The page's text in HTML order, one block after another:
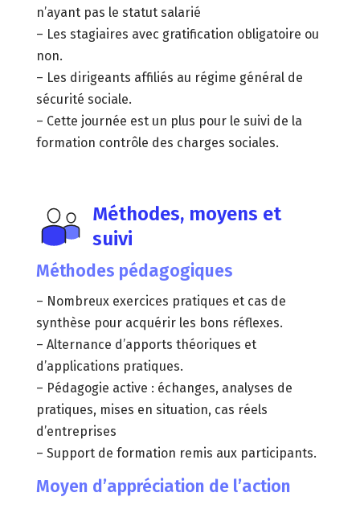
n’ayant pas le statut salarié
– Les stagiaires avec gratification obligatoire ou
non.
– Les dirigeants affiliés au régime général de
sécurité sociale.
– Cette journée est un plus pour le suivi de la
formation contrôle des charges sociales.
Méthodes, moyens et
suivi
Méthodes pédagogiques
– Nombreux exercices pratiques et cas de
synthèse pour acquérir les bons réflexes.
– Alternance d’apports théoriques et
d’applications pratiques.
– Pédagogie active : échanges, analyses de
pratiques, mises en situation, cas réels
d’entreprises
– Support de formation remis aux participants.
Moyen d’appréciation de l’action